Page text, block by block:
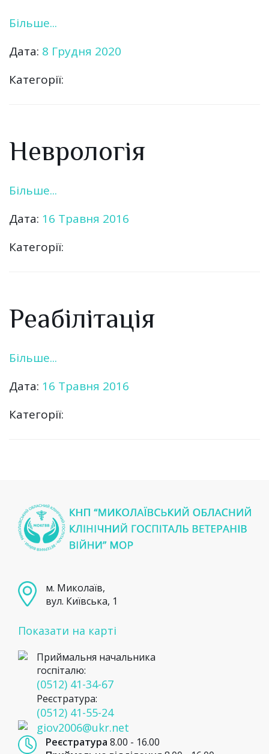
Більше...
Дата: 8 Грудня 2020
Категорії:
Неврологія
Більше...
Дата: 16 Травня 2016
Категорії:
Реабілітація
Більше...
Дата: 16 Травня 2016
Категорії:
м. Миколаїв,
вул. Київська, 1
Показати на карті
Приймальня начальника
госпіталю:
(0512) 41-34-67
Реєстратура:
(0512) 41-55-24
giov2006@ukr.net
Реєстратура 8.00 - 16.00